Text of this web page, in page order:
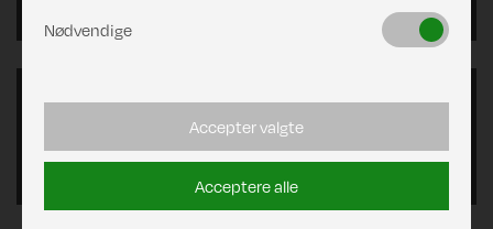
Positionsstole
Nødvendige
Accepter valgte
Acceptere alle